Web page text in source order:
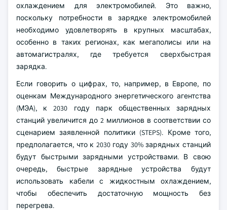
охлаждением для электромобилей. Это важно,
поскольку потребности в зарядке электромобилей
необходимо удовлетворять в крупных масштабах,
особенно в таких регионах, как мегаполисы или на
автомагистралях, где требуется сверхбыстрая
зарядка.
Если говорить о цифрах, то, например, в Европе, по
оценкам Международного энергетического агентства
(МЭА), к 2030 году парк общественных зарядных
станций увеличится до 2 миллионов в соответствии со
сценарием заявленной политики (STEPS). Кроме того,
предполагается, что к 2030 году 30% зарядных станций
будут быстрыми зарядными устройствами. В свою
очередь, быстрые зарядные устройства будут
использовать кабели с жидкостным охлаждением,
чтобы обеспечить достаточную мощность без
перегрева.